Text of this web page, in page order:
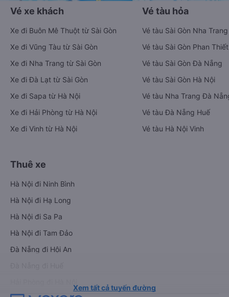
Vé xe khách
Xe đi Buôn Mê Thuột từ Sài Gòn
Xe đi Vũng Tàu từ Sài Gòn
Xe đi Nha Trang từ Sài Gòn
Xe đi Đà Lạt từ Sài Gòn
Xe đi Sapa từ Hà Nội
Xe đi Hải Phòng từ Hà Nội
Xe đi Vinh từ Hà Nội
Vé tàu hỏa
Vé tàu Sài Gòn Nha Trang
Vé tàu Sài Gòn Phan Thiết
Vé tàu Sài Gòn Đà Nẵng
Vé tàu Sài Gòn Hà Nội
Vé tàu Nha Trang Đà
Vé tàu Đà Nẵng Huế
Vé tàu Hà Nội Vinh
Thuê xe
Hà Nội đi Ninh Bình
Hà Nội đi Hạ Long
Hà Nội đi Sa Pa
Hà Nội đi Tam Đảo
Đà Nẵng đi Hội An
Xem tất cả tuyến đường